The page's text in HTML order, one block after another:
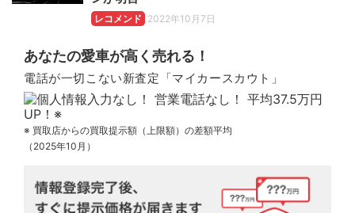
レコメンド 2022年10月7日
あなたの愛車が高く売れる！
電話が一切こない新査定「マイカースカウト」
※ 買取店からの買取提示額（上限額）の差額平均
（2025年10月）